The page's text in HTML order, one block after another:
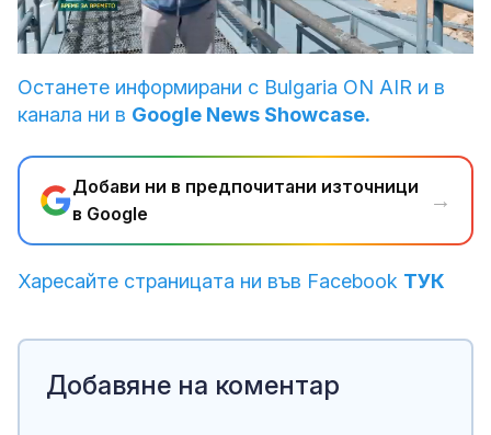
Unmute Loaded
:
5.93%
Останете информирани с Bulgaria ON AIR и в
канала ни в Google News Showcase.
Добави ни в предпочитани източници
в Google
→
Харесайте страницата ни във Facebook ТУК
Добавяне на коментар